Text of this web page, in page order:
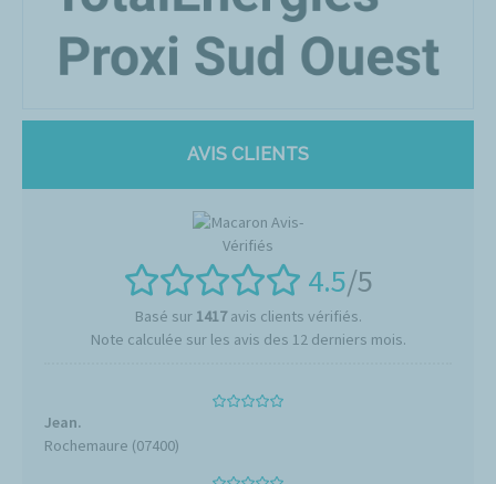
AVIS CLIENTS
4.5/5
Basé sur 1417avis clients vérifiés.
Note calculée sur les avis des 12 derniers mois.
Jean.
Rochemaure (07400)